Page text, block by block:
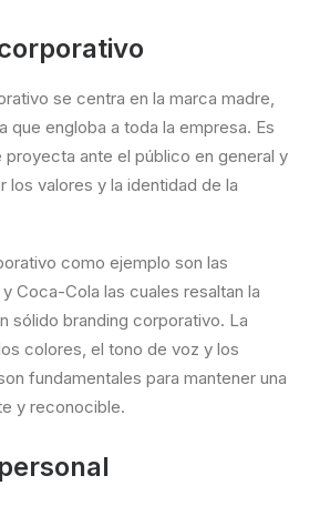
se centra en la marca madre,
que engloba a toda la empresa. Es
proyecta ante el público en general y
los valores y la identidad de la
como ejemplo son las
Coca-Cola las cuales resaltan la
sólido branding corporativo. La
colores, el tono de voz y los
fundamentales para mantener una
y reconocible.